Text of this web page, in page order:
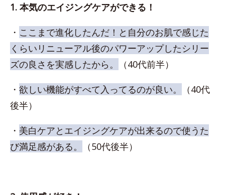
1. 本気のエイジングケアができる！
・ ここまで進化したんだ！と自分のお肌で感じた
くらいリニューアル後のパワーアップしたシリー
ズの良さを実感したから。
（40代前半）
・ 欲しい機能がすべて入ってるのが良い。
（40代
後半）
・ 美白ケアとエイジングケアが出来るので使うた
び満足感がある。
（50代後半）